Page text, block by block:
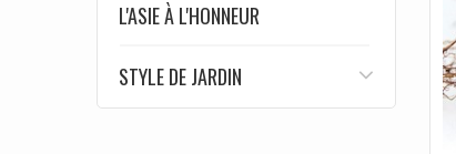
L'ASIE À L'HONNEUR
STYLE DE JARDIN